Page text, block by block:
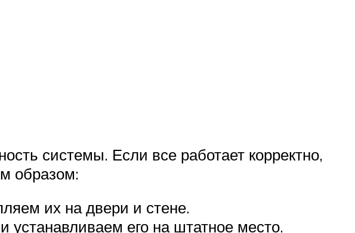
системы. Если все работает корректно,
образом:
их на двери и стене.
его на штатное место.